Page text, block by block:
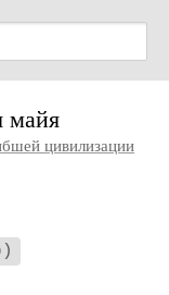
майя
цивилизации